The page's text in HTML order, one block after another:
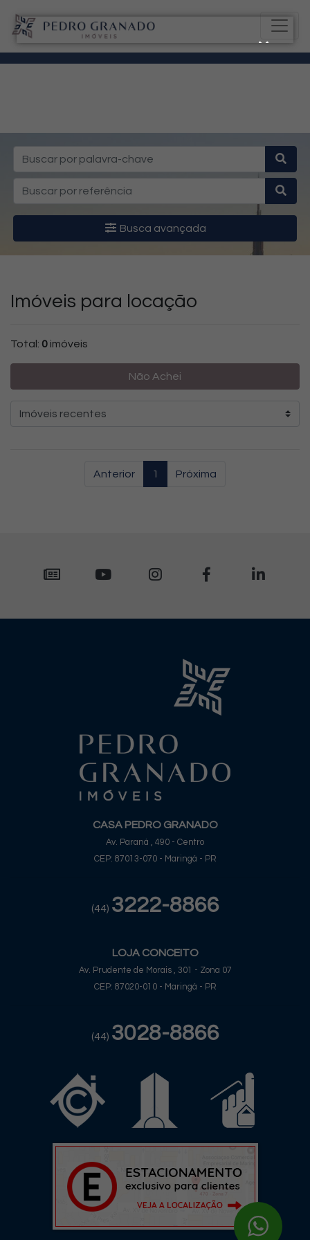
Busca avançada
Imóveis para locação
Total: 0 imóveis
Não Achei
Anterior 1 Próxima
CASA PEDRO GRANADO
Av. Paraná , 490 - Centro
CEP: 87013-070 - Maringá - PR
(44) 3222-8866
LOJA CONCEITO
Av. Prudente de Morais , 301 - Zona 07
CEP: 87020-010 - Maringá - PR
(44) 3028-8866